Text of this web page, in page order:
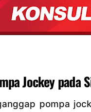
Jockey pada
pompa